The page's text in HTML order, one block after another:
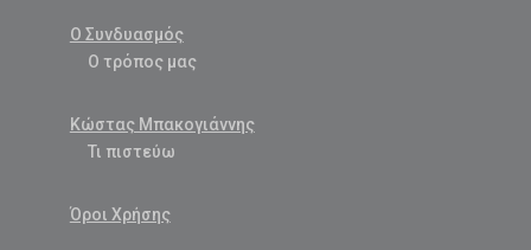
Ο Συνδυασμός
Ο τρόπος μας
Κώστας Μπακογιάννης
Τι πιστεύω
Όροι Χρήσης